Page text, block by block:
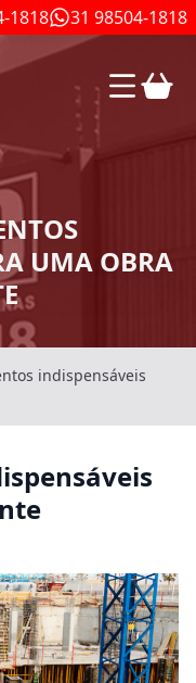
1818 31 98504-1818
UMA OBRA
indispensáveis